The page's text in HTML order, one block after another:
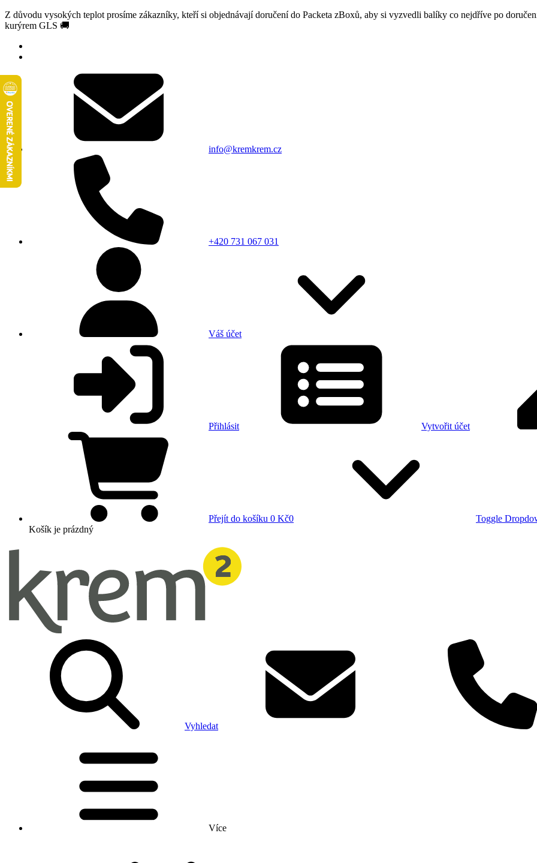
Z důvodu vysokých teplot prosíme zákazníky, kteří si objednávají doručení do Packeta zBoxů, aby si vyzvedli balíky co nejdříve po
kurýrem GLS 🚚
info@kremkrem.cz
+420 731 067 031
Váš účet
Přihlásit Vytvořit účet
Přejít do košíku 0 Kč0
Toggle
Košík je prázdný
Vyhledat
Více